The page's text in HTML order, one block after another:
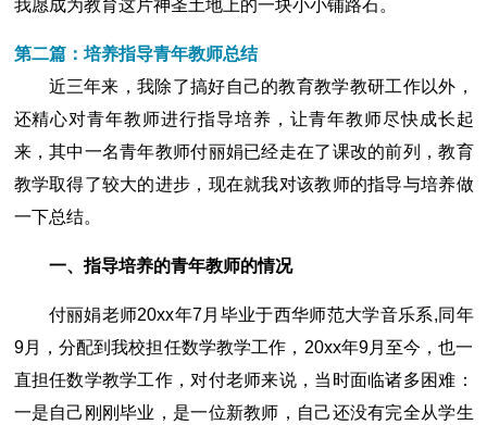
我愿成为教育这片神圣土地上的一块小小铺路石。
第二篇：培养指导青年教师总结
近三年来，我除了搞好自己的教育教学教研工作以外，
还精心对青年教师进行指导培养，让青年教师尽快成长起
来，其中一名青年教师付丽娟已经走在了课改的前列，教育
教学取得了较大的进步，现在就我对该教师的指导与培养做
一下总结。
一、指导培养的青年教师的情况
付丽娟老师20xx年7月毕业于西华师范大学音乐系,同年
9月，分配到我校担任数学教学工作，20xx年9月至今，也一
直担任数学教学工作，对付老师来说，当时面临诸多困难：
一是自己刚刚毕业，是一位新教师，自己还没有完全从学生